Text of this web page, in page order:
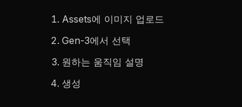
Assets에 이미지 업로드
Gen-3에서 선택
원하는 움직임 설명
생성